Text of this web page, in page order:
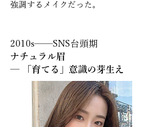
強調するメイクだった。
2010s──SNS台頭期
ナチュラル眉
─ 「育てる」意識の芽生え